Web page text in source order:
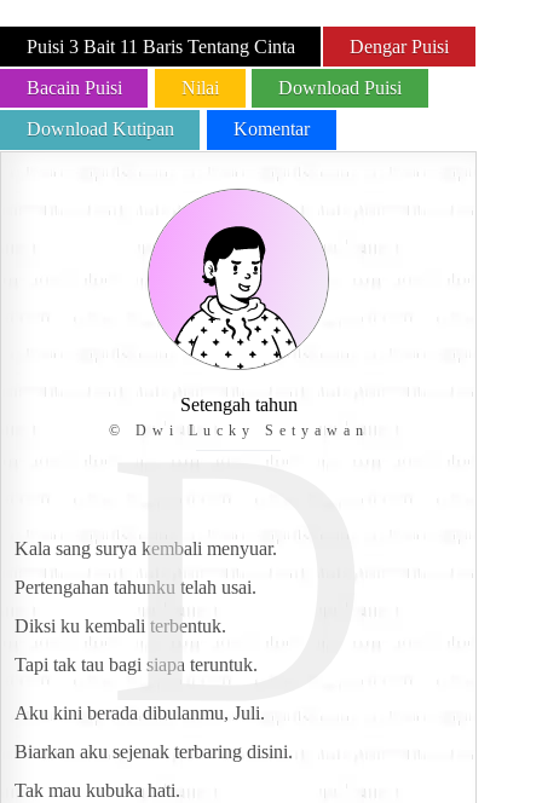
Puisi 3 Bait 11 Baris Tentang Cinta Dengar Puisi
Bacain Puisi Nilai Download Puisi
Download Kutipan Komentar
D
Setengah tahun
© Dwi Lucky Setyawan
Kala sang surya kembali menyuar.
Pertengahan tahunku telah usai.
Diksi ku kembali terbentuk.
Tapi tak tau bagi siapa teruntuk.
Aku kini berada dibulanmu, Juli.
Biarkan aku sejenak terbaring disini.
Tak mau kubuka hati.